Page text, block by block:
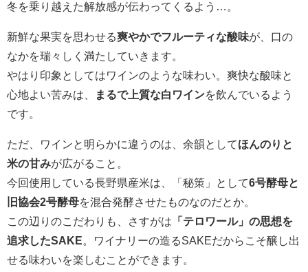
冬を乗り越えた解放感が伝わってくるよう…。
新鮮な果実を思わせる爽やかでフルーティな酸味が、口の
なかを瑞々しく満たしていきます。
やはり印象としてはワインのような味わい。爽快な酸味と
心地よい苦みは、
まるで上質な白ワインを飲んでいるよう
です。
ただ、ワインと明らかに違うのは、余韻としてほんのりと
米の甘みが広がること。
今回使用している長野県産米は、「秘策」として6号酵母と
旧協会2号酵母を混合発酵させたものなのだとか。
この辺りのこだわりも、さすがは 「テロワール」の思想を
追求したSAKE 。ワイナリーの造るSAKEだからこそ醸し出
せる味わいを楽しむことができます。